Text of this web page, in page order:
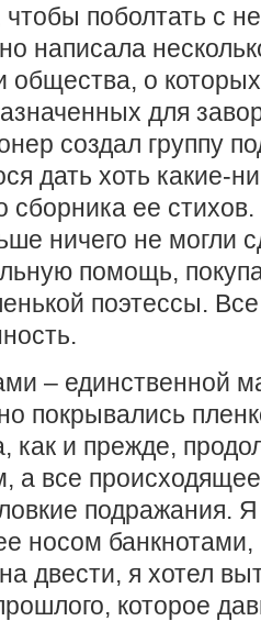
чтобы поболтать с
написала
о
для
создал группу
дать хоть какие-
сборника ее
ничего не могли
помощь,
поэтессы.
– единственной
покрывались
как и прежде,
все происходящее
подражания.
носом банкнотами,
двести, я хотел
которое